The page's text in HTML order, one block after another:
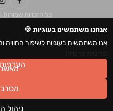
כל הזכויות שמורות © 2026
אנחנו משתמשים בעוגיות 🍪
אנו משתמשים בעוגיות לשיפור
מסרב
ניהול
העדפות
.